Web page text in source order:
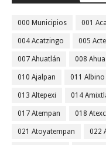
000 Municipios 001
004 Acatzingo 005
007 Ahuatlán 008
010 Ajalpan 011
013 Altepexi 014
017 Atempan 018
021 Atoyatempan 022